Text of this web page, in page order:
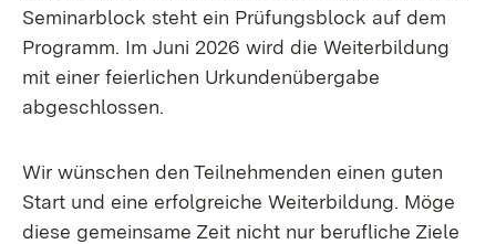
Seminarblock steht ein Prüfungsblock auf dem
Programm. Im Juni 2026 wird die Weiterbildung
mit einer feierlichen Urkundenübergabe
abgeschlossen.
Wir wünschen den Teilnehmenden einen guten
Start und eine erfolgreiche Weiterbildung. Möge
diese gemeinsame Zeit nicht nur berufliche Ziele